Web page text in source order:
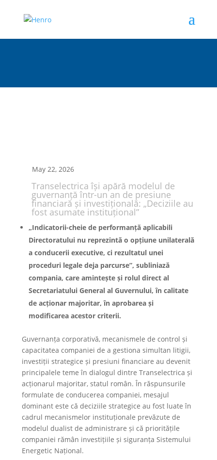
May 22, 2026
Transelectrica își apără modelul de
guvernanță într-un an de presiune
financiară și investițională: „Deciziile au
fost asumate instituțional”
„Indicatorii-cheie de performanță aplicabili
Directoratului nu reprezintă o opțiune unilaterală
a conducerii executive, ci rezultatul unei
proceduri legale deja parcurse”, subliniază
compania, care amintește și rolul direct al
Secretariatului General al Guvernului, în calitate
de acționar majoritar, în aprobarea și
modificarea acestor criterii.
Guvernanța corporativă, mecanismele de control și
capacitatea companiei de a gestiona simultan litigii,
investiții strategice și presiuni financiare au devenit
principalele teme în dialogul dintre Transelectrica și
acționarul majoritar, statul român. În răspunsurile
formulate de conducerea companiei, mesajul
dominant este că deciziile strategice au fost luate în
cadrul mecanismelor instituționale prevăzute de
modelul dualist de administrare și că prioritățile
companiei rămân investițiile și siguranța Sistemului
Energetic Național.